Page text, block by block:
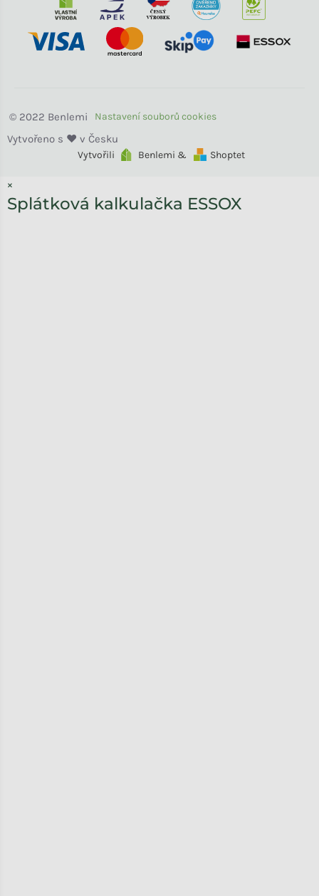
Vytvořili Benlemi & Shoptet
Benlemi
×
Splátková kalkulačka ESSOX